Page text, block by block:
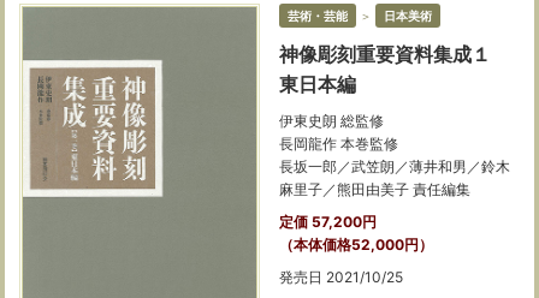
芸術・芸能 ＞ 日本美術
神像彫刻重要資料集成１
東日本編
伊東史朗 総監修
長岡龍作 本巻監修
長坂一郎／武笠朗／薄井和男／鈴木
麻里子／熊田由美子 責任編集
定価 57,200円
（本体価格52,000円）
発売日 2021/10/25